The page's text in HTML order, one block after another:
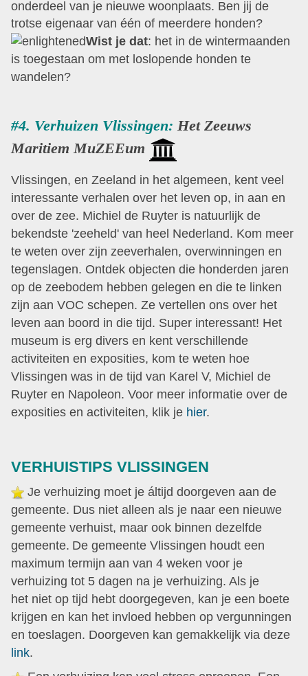
onderdeel van je nieuwe woonplaats. Ben jij de
trotse eigenaar van één of meerdere honden?
Wist je dat: het in de wintermaanden
is toegestaan om met loslopende honden te
wandelen?
#4. Verhuizen Vlissingen: Het Zeeuws
Maritiem MuZEEum
Vlissingen, en Zeeland in het algemeen, kent veel
interessante verhalen over het leven op, in aan en
over de zee. Michiel de Ruyter is natuurlijk de
bekendste 'zeeheld' van heel Nederland. Kom meer
te weten over zijn zeeverhalen, overwinningen en
tegenslagen. Ontdek objecten die honderden jaren
op de zeebodem hebben gelegen en die te linken
zijn aan VOC schepen. Ze vertellen ons over het
leven aan boord in die tijd. Super interessant! Het
museum is erg divers en kent verschillende
activiteiten en exposities, kom te weten hoe
Vlissingen was in de tijd van Karel V, Michiel de
Ruyter en Napoleon. Voor meer informatie over de
exposities en activiteiten, klik je hier.
VERHUISTIPS VLISSINGEN
Je verhuizing moet je áltijd doorgeven aan de
gemeente. Dus niet alleen als je naar een nieuwe
gemeente verhuist, maar ook binnen dezelfde
gemeente. De gemeente Vlissingen houdt een
maximum termijn aan van 4 weken voor je
verhuizing tot 5 dagen na je verhuizing. Als je
het niet op tijd hebt doorgegeven, kan je een boete
krijgen en kan het invloed hebben op vergunningen
en toeslagen. Doorgeven kan gemakkelijk via deze
link.